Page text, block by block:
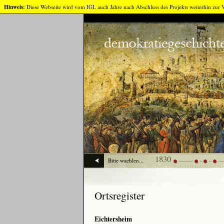
Gehe direkt zu: Navigation Inhalt
Bitte waehlen...
Zuruck 1830 Die
Juli-
Revolution
Die
Belgiens
Der
in
Julius
Campe
(1797-
Ortsregister
Eichtersheim
Hinweis: Diese Webseite wird vom IGL auch Jahre nach Abschluss des Projekts weiterhin